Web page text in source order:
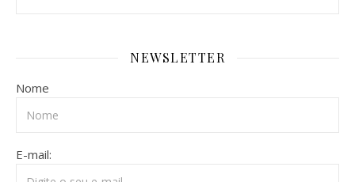
NEWSLETTER
Nome
E-mail: